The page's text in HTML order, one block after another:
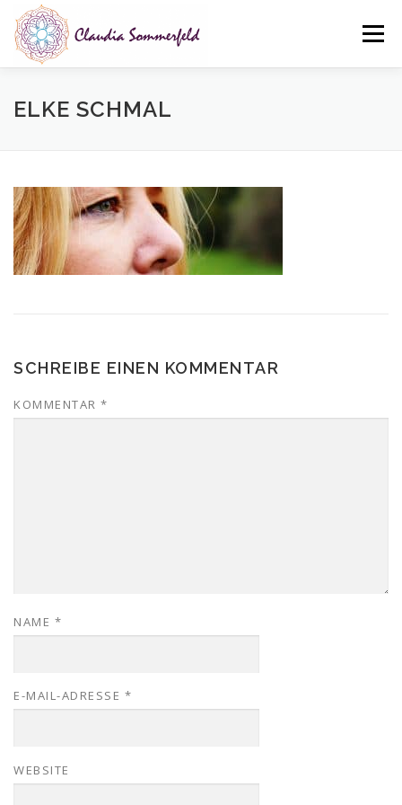
Inhalt
springen
Menü
ÜBER MICH LEISTUNGEN
ELKE SCHMAL
SCHREIBE EINEN KOMMENTAR
KOMMENTAR *
NAME *
E-MAIL-ADRESSE *
WEBSITE